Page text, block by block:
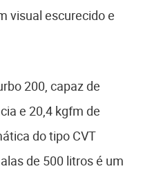
visual escurecido e
200, capaz de
e 20,4 kgfm de
do tipo CVT
de 500 litros é um